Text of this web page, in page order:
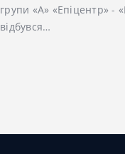
групи «А» «Епіцентр» -
відбувся…